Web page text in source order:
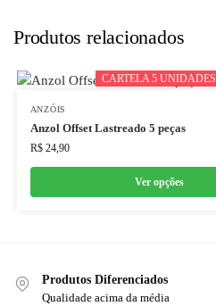
Produtos relacionados
CARTELA 5 UNIDADES
CARTELA 5 UNIDADES
ANZÓIS
Anzol Offset Lastreado 5 peças
R$24,90
Ver opções
Produtos Diferenciados
Qualidade acima da média